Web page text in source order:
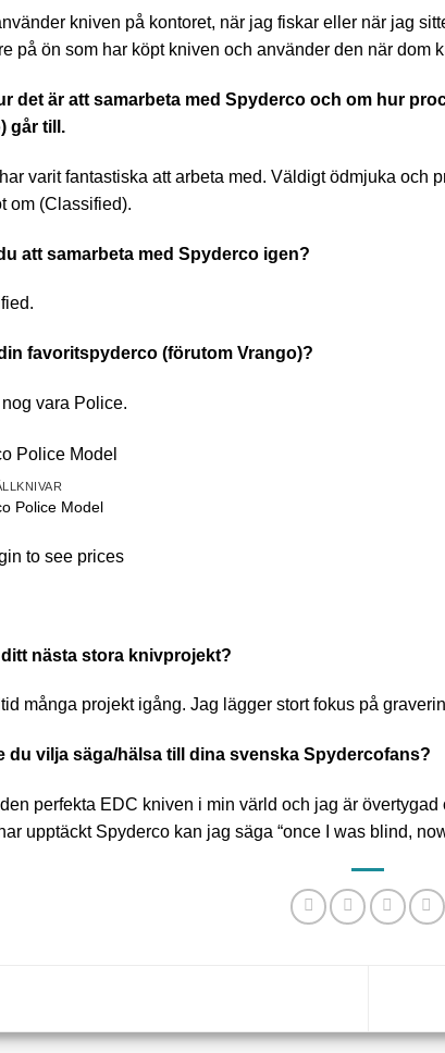
kniven på kontoret, när jag fiskar eller när jag
på ön som har köpt kniven och använder den när dom
det är att samarbeta med Spyderco och om hur
går till.
varit fantastiska att arbeta med. Väldigt ödmjuka och
om (Classified).
att samarbeta med Spyderco igen?
favoritspyderco (förutom Vrango)?
vara Police.
Police Model
to see prices
nästa stora knivprojekt?
många projekt igång. Jag lägger stort fokus på
du vilja säga/hälsa till dina svenska Spydercofans?
perfekta EDC kniven i min värld och jag är
upptäckt Spyderco kan jag säga “once I was blind,